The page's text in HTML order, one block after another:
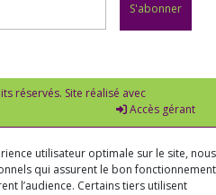
S'abonner
réservés. Site réalisé avec
Accès gérant
utilisateur optimale sur le site, nous
qui assurent le bon fonctionnement
l’audience. Certains tiers utilisent